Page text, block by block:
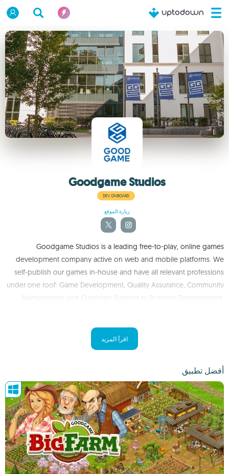
Goodgame Studios
DEV ONBOARD
زيارة الموقع
Goodgame Studios is a leading free-to-play, online games
development company active on web and mobile platforms. We
self-publish our games in-house and have all relevant professions
under one roof: Game Development, Quality Assurance, Community
Management and Customer Support to Business Development,
million registered users worldwide.
we are among the largest German employers in the gaming
software industry.
اقرأ المزيد
أفضل تطبيق